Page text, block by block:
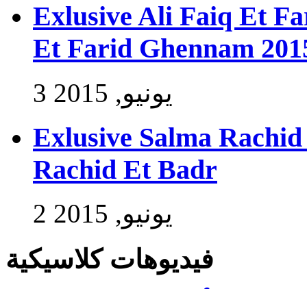
Exlusive Ali Faiq Et
Et Farid Ghennam
3 يونيو, 2015
Exlusive Salma
Rachid Et Badr
2 يونيو, 2015
فيديوهات كلاسيكية